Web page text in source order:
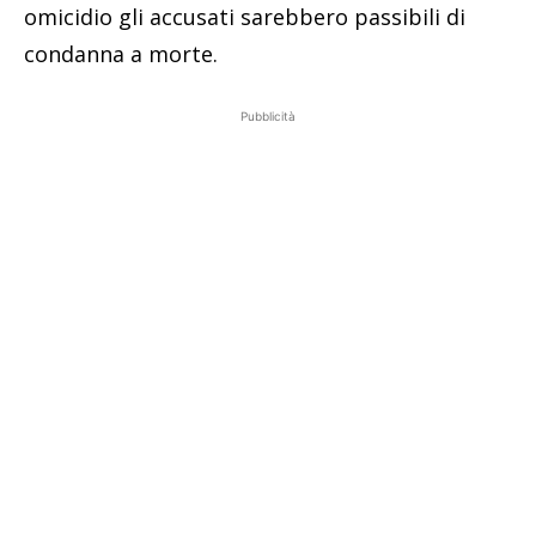
omicidio gli accusati sarebbero passibili di
condanna a morte.
Pubblicità